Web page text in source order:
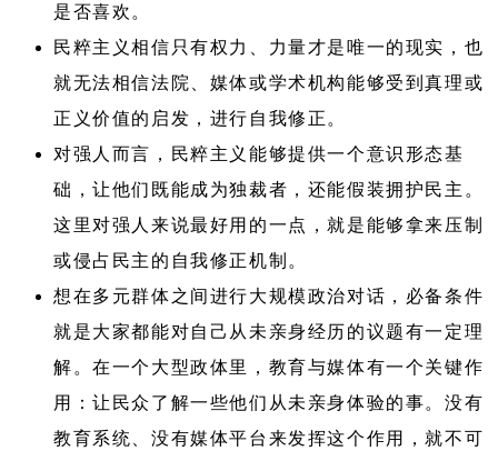
是否喜欢。
民粹主义相信只有权力、力量才是唯一的现实，也
就无法相信法院、媒体或学术机构能够受到真理或
正义价值的启发，进行自我修正。
对强人而言，民粹主义能够提供一个意识形态基
础，让他们既能成为独裁者，还能假装拥护民主。
这里对强人来说最好用的一点，就是能够拿来压制
或侵占民主的自我修正机制。
想在多元群体之间进行大规模政治对话，必备条件
就是大家都能对自己从未亲身经历的议题有一定理
解。在一个大型政体里，教育与媒体有一个关键作
用：让民众了解一些他们从未亲身体验的事。没有
教育系统、没有媒体平台来发挥这个作用，就不可